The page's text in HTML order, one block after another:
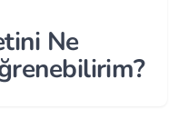
Ne